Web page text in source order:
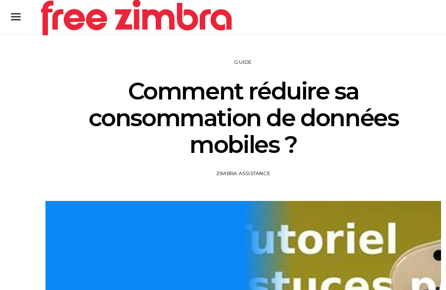
GUIDE
Comment réduire sa
consommation de données
mobiles ?
ZIMBRA ASSISTANCE